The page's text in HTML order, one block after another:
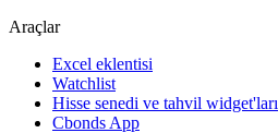
Araçlar
Excel eklentisi
Watchlist
Hisse senedi ve tahvil widget'ları
Cbonds App